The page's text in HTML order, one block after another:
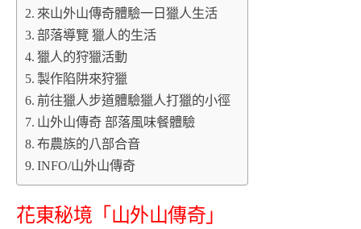
來山外山傳奇體驗一日獵人生活
部落導覽 獵人的生活
獵人的狩獵活動
製作陷阱來狩獵
前往獵人步道體驗獵人打獵的小徑
山外山傳奇 部落風味餐體驗
布農族的八部合音
INFO/山外山傳奇
花東秘境「山外山傳奇」